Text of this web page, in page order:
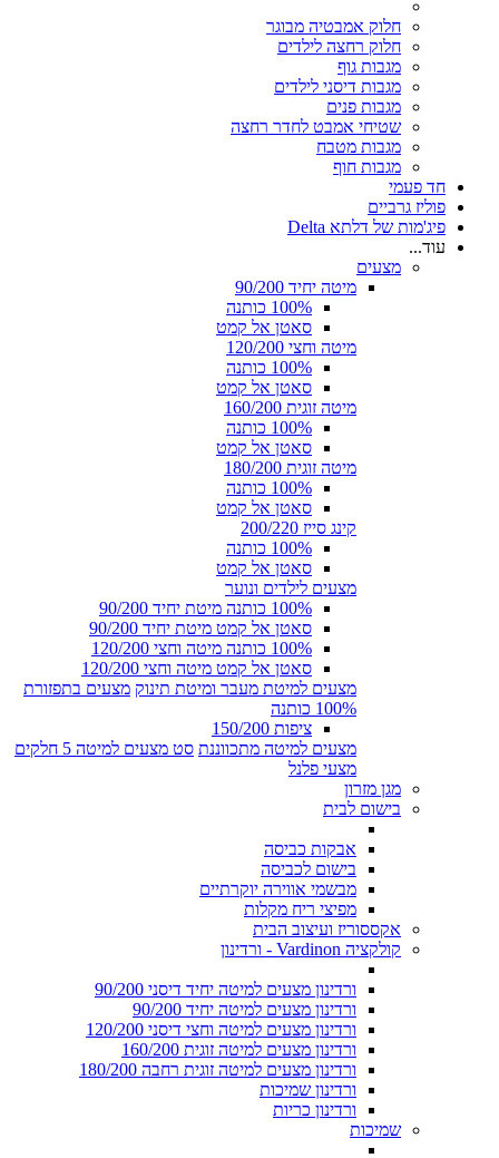
חלוק אמבטיה מבוגר
חלוק רחצה לילדים
מגבות גוף
מגבות דיסני לילדים
מגבות פנים
שטיחי אמבט לחדר רחצה
מגבות מטבח
מגבות חוף
חד פעמי
פוליז גרביים
פיג'מות של דלתא Delta
עוד...
מצעים
מיטה יחיד 90/200
100% כותנה
סאטן אל קמט
מיטה וחצי 120/200
100% כותנה
סאטן אל קמט
מיטה זוגית 160/200
100% כותנה
סאטן אל קמט
מיטה זוגית 180/200
100% כותנה
סאטן אל קמט
קינג סייז 200/220
100% כותנה
סאטן אל קמט
מצעים לילדים ונוער
100% כותנה מיטת יחיד 90/200
סאטן אל קמט מיטת יחיד 90/200
100% כותנה מיטה וחצי 120/200
סאטן אל קמט מיטה וחצי 120/200
מצעים למיטת מעבר ומיטת תינוק מצעים בתפזורת
100% כותנה
ציפות 150/200
מצעים למיטה מתכווננת סט מצעים למיטה 5 חלקים
מצעי פלנל
מגן מזרון
בישום לבית
אבקות כביסה
בישום לכביסה
מבשמי אווירה יוקרתיים
מפיצי ריח מקלות
אקססוריז ועיצוב הבית
קולקציה Vardinon - ורדינון
ורדינון מצעים למיטה יחיד דיסני 90/200
ורדינון מצעים למיטה יחיד 90/200
ורדינון מצעים למיטה וחצי דיסני 120/200
ורדינון מצעים למיטה זוגית 160/200
ורדינון מצעים למיטה זוגית רחבה 180/200
ורדינון שמיכות
ורדינון כריות
שמיכות